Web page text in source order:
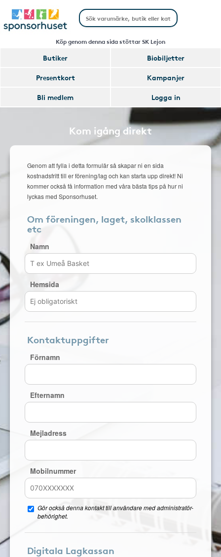
Köp genom denna sida stöttar SK Lejon
Butiker
Biobiljetter
Presentkort
Kampanjer
Bli medlem
Logga in
Kom igång direkt
Genom att fylla i detta formulär så skapar ni en sida
kostnadsfritt till er förening/lag och kan starta upp direkt! Ni
kommer också få information med våra bästa tips på hur ni
lyckas med Sponsorhuset.
Om föreningen, laget, skolklassen
etc
Namn
Hemsida
Kontaktuppgifter
Förnamn
Efternamn
Mejladress
Mobilnummer
Gör också denna kontakt till användare med administratör-
behörighet.
Digitala Lagkassan